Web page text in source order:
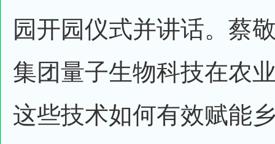
园开园仪式并讲话。蔡
集团量子生物科技在农
这些技术如何有效赋能